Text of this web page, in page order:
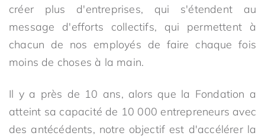
créer plus d'entreprises, qui s'étendent au
message d'efforts collectifs, qui permettent à
chacun de nos employés de faire chaque fois
moins de choses à la main.
Il y a près de 10 ans, alors que la Fondation a
atteint sa capacité de 10 000 entrepreneurs avec
des antécédents, notre objectif est d'accélérer la